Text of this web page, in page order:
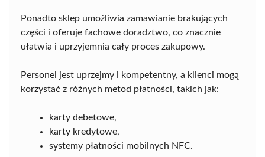
Ponadto sklep umożliwia zamawianie brakujących
części i oferuje fachowe doradztwo, co znacznie
ułatwia i uprzyjemnia cały proces zakupowy.
Personel jest uprzejmy i kompetentny, a klienci mogą
korzystać z różnych metod płatności, takich jak:
karty debetowe,
karty kredytowe,
systemy płatności mobilnych NFC.